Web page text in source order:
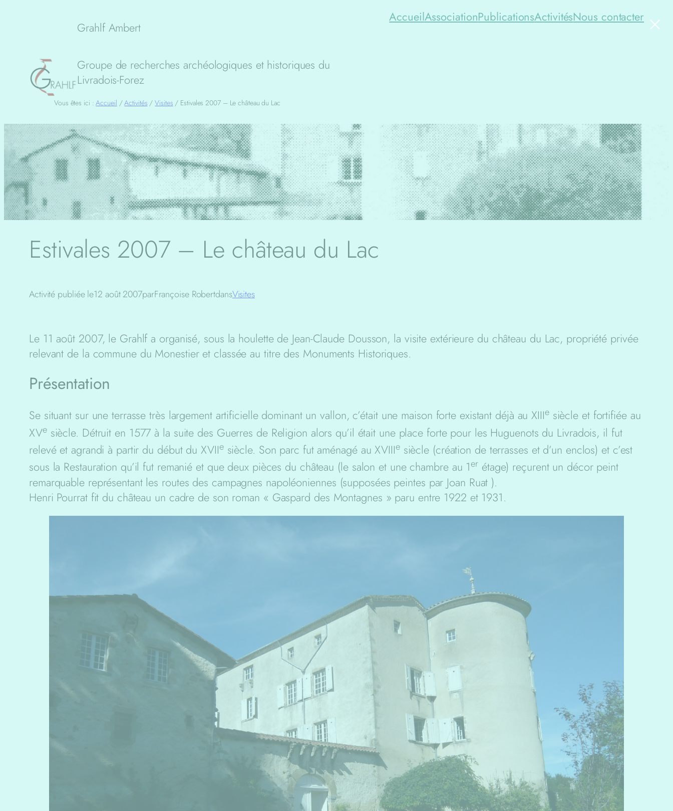
Grahlf Ambert
Groupe de recherches archéologiques et historiques du
Livradois-Forez
AccueilAssociationPublicationsActivitésNous contacter
Vous êtes ici :Accueil /Activités /Visites / Estivales 2007 – Le château du Lac
Estivales 2007 – Le château du Lac
Activité publiée le12 août 2007parFrançoise RobertdansVisites
Le 11 août 2007, le Grahlf a organisé, sous la houlette de Jean-Claude Dousson, la visite extérieure du château du Lac, propriété privée
relevant de la commune du Monestier et classée au titre des Monuments Historiques.
Présentation
Se situant sur une terrasse très largement artificielle dominant un vallon, c’était une maison forte existant déjà au XIIIesiècle et fortifiée au
XVesiècle. Détruit en 1577 à la suite des Guerres de Religion alors qu’il était une place forte pour les Huguenots du Livradois, il fut
relevé et agrandi à partir du début du XVIIesiècle. Son parc fut aménagé au XVIIIesiècle (création de terrasses et d’un enclos) et c’est
sous la Restauration qu’il fut remanié et que deux pièces du château (le salon et une chambre au 1er étage) reçurent un décor peint
remarquable représentant les routes des campagnes napoléoniennes (supposées peintes par Joan Ruat ).
Henri Pourrat fit du château un cadre de son roman « Gaspard des Montagnes » paru entre 1922 et 1931.
×